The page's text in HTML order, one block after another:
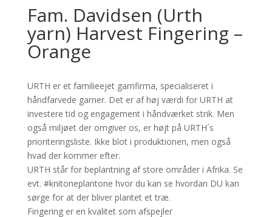
Fam. Davidsen (Urth
yarn) Harvest Fingering –
Orange
URTH er et familieejet garnfirma, specialiseret i
håndfarvede garner. Det er af høj værdi for URTH at
investere tid og engagement i håndværket strik. Men
også miljøet der omgiver os, er højt på URTH´s
prioriteringsliste. Ikke blot i produktionen, men også
hvad der kommer efter.
URTH står for beplantning af store områder i Afrika. Se
evt. #knitoneplantone hvor du kan se hvordan DU kan
sørge for at der bliver plantet et træ.
Fingering er en kvalitet som afspejler